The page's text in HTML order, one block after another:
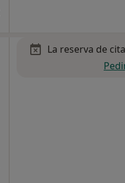
La reserva de